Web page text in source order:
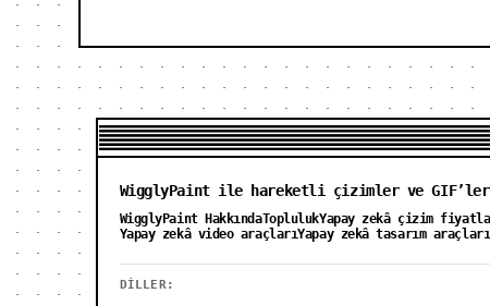
WigglyPaint ile hareketli çizimler ve GIF’ler
WigglyPaint HakkındaToplulukYapay zekâ çizim
Yapay zekâ video araçlarıYapay zekâ tasarım araçları
DILLER: